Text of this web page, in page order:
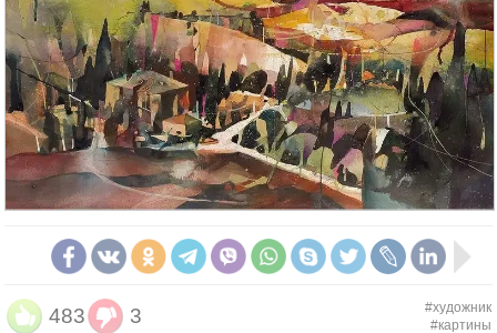
483 3
#художник
#картины